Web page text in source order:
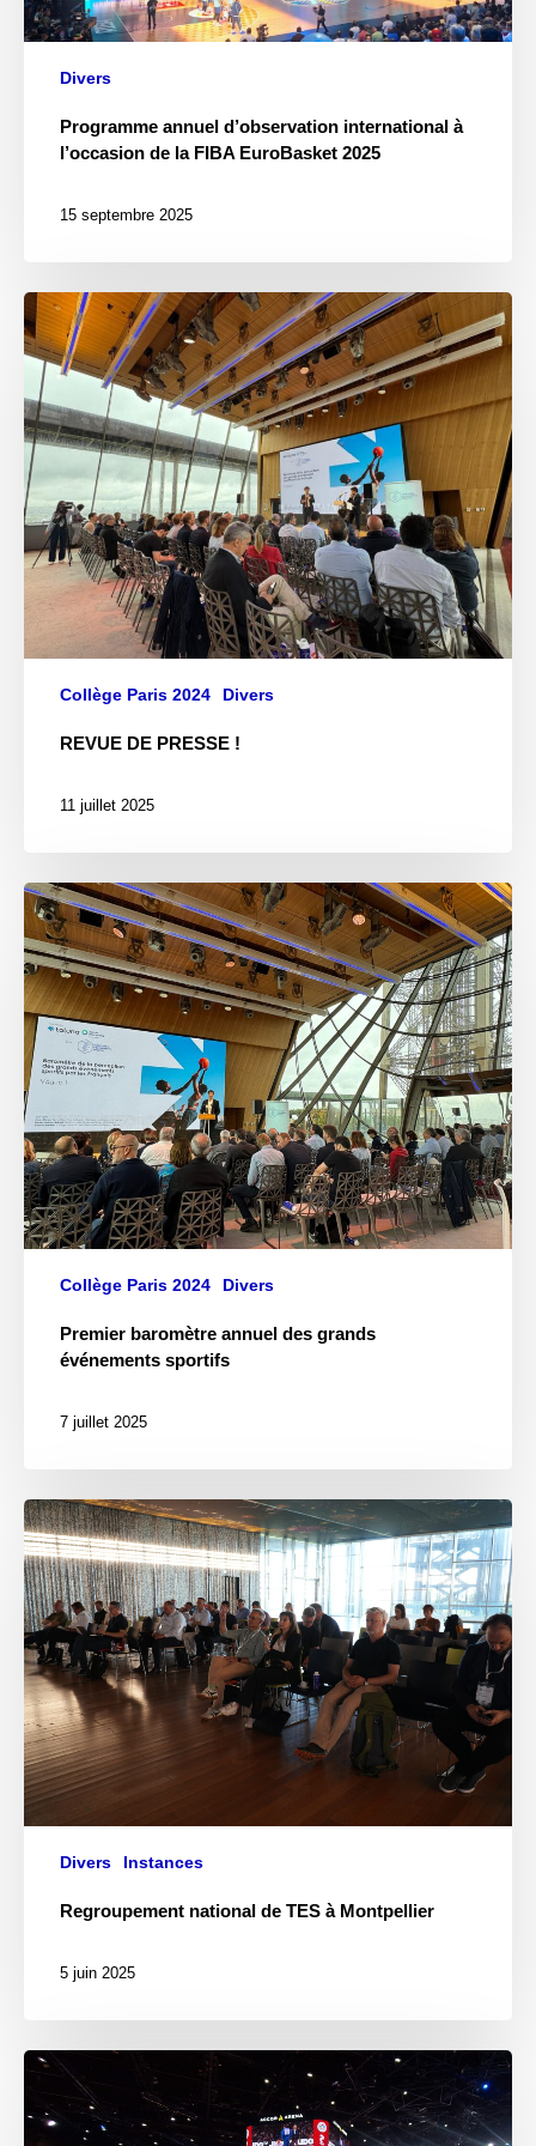
Divers
Programme annuel d’observation international à
l’occasion de la FIBA EuroBasket 2025
15 septembre 2025
Collège Paris 2024 Divers
REVUE DE PRESSE !
11 juillet 2025
Collège Paris 2024 Divers
Premier baromètre annuel des grands
événements sportifs
7 juillet 2025
Divers Instances
Regroupement national de TES à Montpellier
5 juin 2025